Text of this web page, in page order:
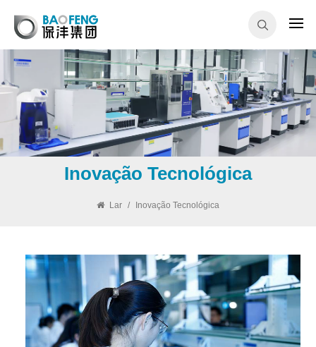
Inovação Tecnológica
Lar / Inovação Tecnológica